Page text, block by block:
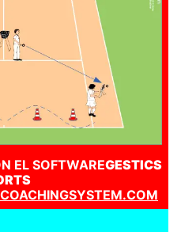
EL SOFTWAREGESTICS